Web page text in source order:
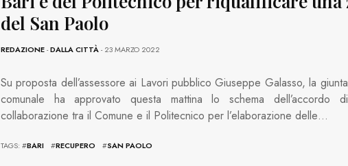
del San Paolo
REDAZIONE-DALLA CITTÀ- 23 MARZO 2022
Su proposta dell’assessore ai Lavori pubblico Giuseppe Galasso, la giunta
comunale ha approvato questa mattina lo schema dell’accordo di
collaborazione tra il Comune e il Politecnico per l’elaborazione delle…
TAGS: #BARI #RECUPERO #SAN PAOLO